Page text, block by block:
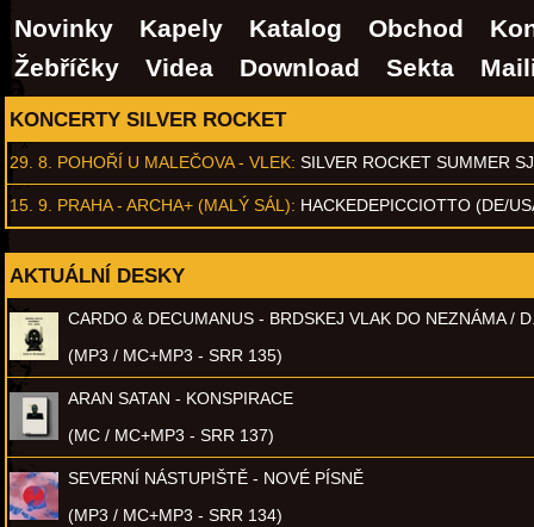
Novinky Kapely Katalog Obchod
Žebříčky
Videa Download Sekta
KONCERTY SILVER ROCKET
29. 8. POHOŘÍ U MALEČOVA - VLEK: SILVER ROCKET SUMMER
15. 9. PRAHA - ARCHA+ (MALÝ SÁL): HACKEDEPICCIOTTO (DE/
AKTUÁLNÍ DESKY
CARDO & DECUMANUS - BRDSKEJ VLAK DO NEZNÁMA /
(MP3 / MC+MP3 - SRR 135)
ARAN SATAN - KONSPIRACE
(MC / MC+MP3 - SRR 137)
SEVERNÍ NÁSTUPIŠTĚ - NOVÉ PÍSNĚ
(MP3 / MC+MP3 - SRR 134)